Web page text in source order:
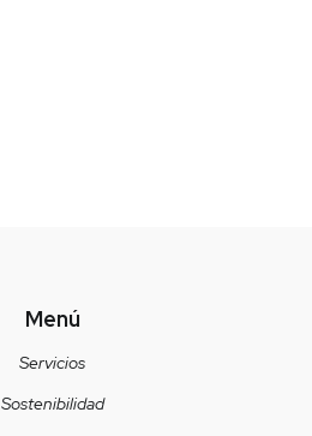
Menú
Servicios
Sostenibilidad